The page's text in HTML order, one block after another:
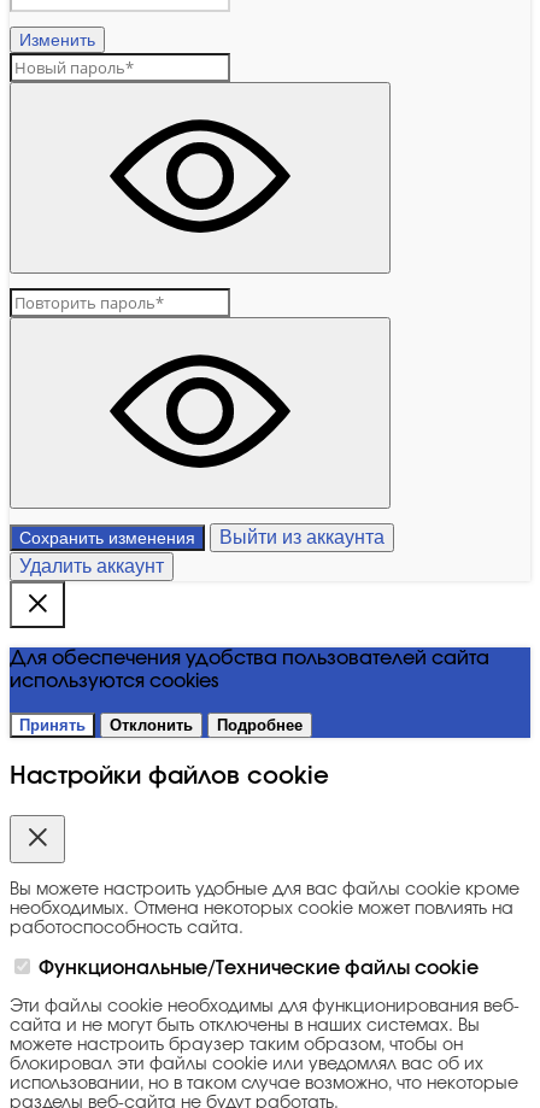
Изменить
Сохранить изменения
Выйти из аккаунта
Удалить аккаунт
Для обеспечения удобства пользователей сайта
используются cookies
Принять Отклонить Подробнее
Настройки файлов cookie
Вы можете настроить удобные для вас файлы cookie кроме
необходимых. Отмена некоторых cookie может повлиять на
работоспособность сайта.
Функциональные/Технические файлы cookie
Эти файлы cookie необходимы для функционирования веб-
сайта и не могут быть отключены в наших системах. Вы
можете настроить браузер таким образом, чтобы он
блокировал эти файлы cookie или уведомлял вас об их
использовании, но в таком случае возможно, что некоторые
разделы веб-сайта не будут работать.